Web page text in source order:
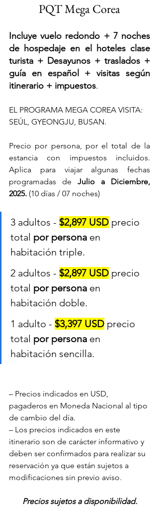
PQT Mega Corea
Incluye vuelo redondo + 7 noches
de hospedaje en el hoteles clase
turista + Desayunos + traslados +
guía en español + visitas según
itinerario + impuestos.
EL PROGRAMA MEGA COREA VISITA:
SEÚL, GYEONGJU, BUSAN.
Precio por persona, por el total de la
estancia con impuestos incluidos.
Aplica para viajar algunas fechas
programadas de Julio a Diciembre,
2025. (10 días / 07 noches)
3 adultos - $2,897 USD precio
total por persona en
habitación triple.
2 adultos - $2,897 USD precio
total por persona en
habitación doble.
1 adulto - $3,397 USD precio
total por persona en
habitación sencilla.
– Precios indicados en USD,
pagaderos en Moneda Nacional al tipo
de cambio del día.
– Los precios indicados en este
itinerario son de carácter informativo y
deben ser confirmados para realizar su
reservación ya que están sujetos a
modificaciones sin previo aviso.
Precios sujetos a disponibilidad.